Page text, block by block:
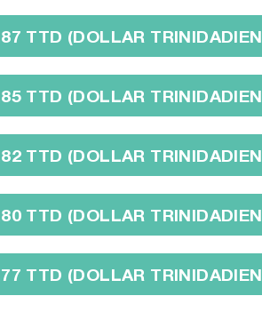
TTD (DOLLAR
TTD (DOLLAR
TTD (DOLLAR
TTD (DOLLAR
TTD (DOLLAR